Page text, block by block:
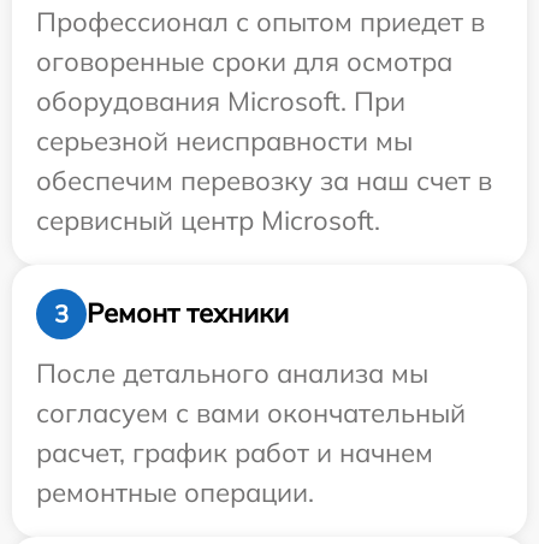
Профессионал с опытом приедет в
оговоренные сроки для осмотра
оборудования Microsoft. При
серьезной неисправности мы
обеспечим перевозку за наш счет в
сервисный центр Microsoft.
3
Ремонт техники
После детального анализа мы
согласуем с вами окончательный
расчет, график работ и начнем
ремонтные операции.